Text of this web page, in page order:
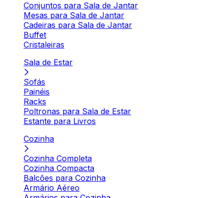
Conjuntos para Sala de Jantar
Mesas para Sala de Jantar
Cadeiras para Sala de Jantar
Buffet
Cristaleiras
Sala de Estar
Sofás
Painéis
Racks
Poltronas para Sala de Estar
Estante para Livros
Cozinha
Cozinha Completa
Cozinha Compacta
Balcões para Cozinha
Armário Aéreo